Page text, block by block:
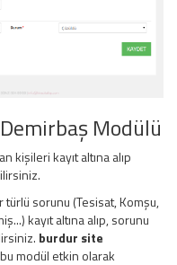
Modülü
kişileri kayıt altına alıp
türlü sorunu (Tesisat, Komşu,
kayıt altına alıp, sorunu
burdur site
modül etkin olarak